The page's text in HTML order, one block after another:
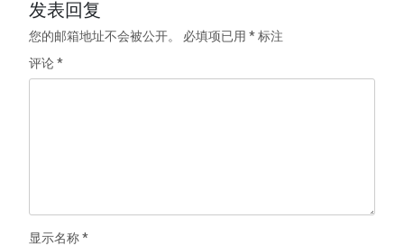
发表回复
您的邮箱地址不会被公开。 必填项已用*标注
评论*
显示名称*